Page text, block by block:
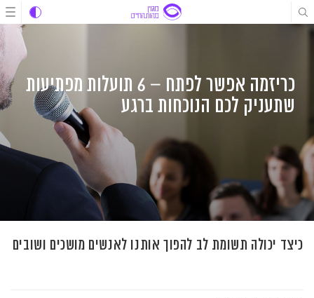
דלג
לתוכן
דלג
לתוכן
דלג
לניווט
כריזמה אפשר לפתח – 6 תועלות מפתיעות
שתעניק לכם הנוכחות ברגע
כיצד יכולה תשומת לב להפוך אותנו לאנשים מושכים ושובים